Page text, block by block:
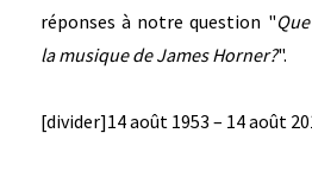
réponses à notre question "
la musique de James Horner?".
[divider]14 août 1953 – 14 août